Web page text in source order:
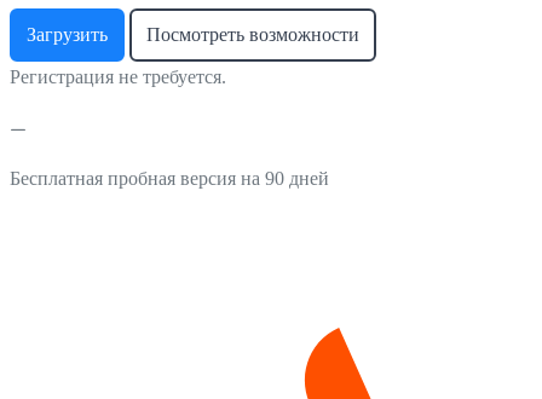
Загрузить Посмотреть возможности
Регистрация не требуется.
Бесплатная пробная версия на 90 дней